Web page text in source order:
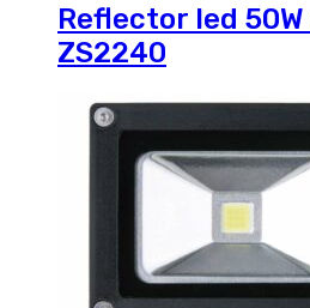
Reflector led
ZS2240